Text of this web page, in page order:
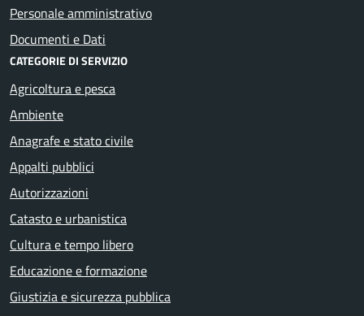
Personale amministrativo
Documenti e Dati
CATEGORIE DI SERVIZIO
Agricoltura e pesca
Ambiente
Anagrafe e stato civile
Appalti pubblici
Autorizzazioni
Catasto e urbanistica
Cultura e tempo libero
Educazione e formazione
Giustizia e sicurezza pubblica